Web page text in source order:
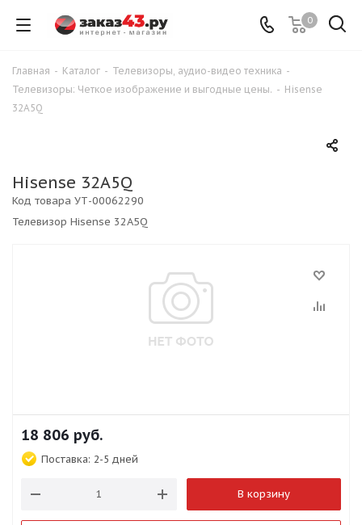
0
Главная - Каталог - Телевизоры, аудио-видео техника -
Телевизоры: Четкое изображение и выгодные цены. - Hisense
32A5Q
Hisense 32A5Q
Телевизор Hisense 32A5Q
Код товара УТ-00062290
18 806 руб.
Поставка: 2-5 дней
В корзину